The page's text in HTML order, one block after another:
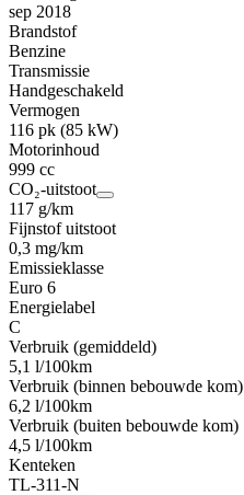
sep 2018
Brandstof
Benzine
Transmissie
Handgeschakeld
Vermogen
116 pk (85 kW)
Motorinhoud
999 cc
CO₂-uitstoot
117 g/km
Fijnstof uitstoot
0,3 mg/km
Emissieklasse
Euro 6
Energielabel
C
Verbruik (gemiddeld)
5,1 l/100km
Verbruik (binnen bebouwde kom)
6,2 l/100km
Verbruik (buiten bebouwde kom)
4,5 l/100km
Kenteken
TL-311-N